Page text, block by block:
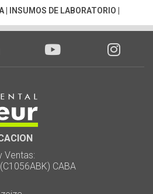
| INSUMOS DE LABORATORIO
Ventas:
CABA